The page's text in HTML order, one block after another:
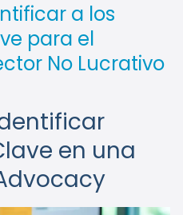
a los
para el
No Lucrativo
en una